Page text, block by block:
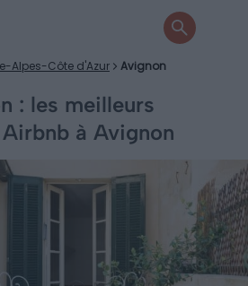
Alpes-Côte d'Azur Avignon
: les meilleurs
à Avignon